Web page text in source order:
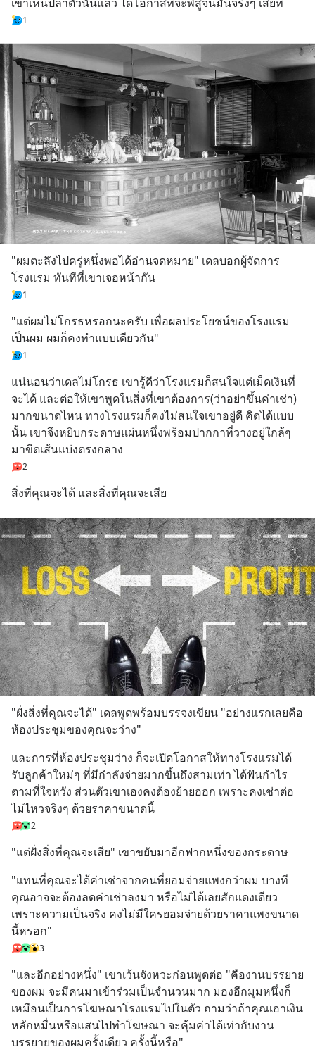
1
"ผมตะลึงไปครู่หนึ่งพอได้อ่านจดหมาย" เดลบอกผู้จัดการ
โรงแรม ทันทีที่เขาเจอหน้ากัน
1
"แต่ผมไม่โกรธหรอกนะครับ เพื่อผลประโยชน์ของโรงแรม
เป็นผม ผมก็คงทำแบบเดียวกัน"
1
แน่นอนว่าเดลไม่โกรธ เขารู้ดีว่าโรงแรมก็สนใจแต่เม็ดเงินที่
จะได้ และต่อให้เขาพูดในสิ่งที่เขาต้องการ(ว่าอย่าขึ้นค่าเช่า)
มากขนาดไหน ทางโรงแรมก็คงไม่สนใจเขาอยู่ดี คิดได้แบบ
นั้น เขาจึงหยิบกระดาษแผ่นหนึ่งพร้อมปากกาที่วางอยู่ใกล้ๆ
มาขีดเส้นแบ่งตรงกลาง
2
สิ่งที่คุณจะได้ และสิ่งที่คุณจะเสีย
"ฝั่งสิ่งที่คุณจะได้" เดลพูดพร้อมบรรจงเขียน "อย่างแรกเลยคือ
ห้องประชุมของคุณจะว่าง"
และการที่ห้องประชุมว่าง ก็จะเปิดโอกาสให้ทางโรงแรมได้
รับลูกค้าใหม่ๆ ที่มีกำลังจ่ายมากขึ้นถึงสามเท่า ได้ฟันกำไร
ตามที่ใจหวัง ส่วนตัวเขาเองคงต้องย้ายออก เพราะคงเช่าต่อ
ไม่ไหวจริงๆ ด้วยราคาขนาดนี้
2
"แต่ฝั่งสิ่งที่คุณจะเสีย" เขาขยับมาอีกฟากหนึ่งของกระดาษ
"แทนที่คุณจะได้ค่าเช่าจากคนที่ยอมจ่ายแพงกว่าผม บางที
คุณอาจจะต้องลดค่าเช่าลงมา หรือไม่ได้เลยสักแดงเดียว
เพราะความเป็นจริง คงไม่มีใครยอมจ่ายด้วยราคาแพงขนาด
นี้หรอก"
3
"และอีกอย่างหนึ่ง" เขาเว้นจังหวะก่อนพูดต่อ "คืองานบรรยาย
ของผม จะมีคนมาเข้าร่วมเป็นจำนวนมาก มองอีกมุมหนึ่งก็
เหมือนเป็นการโฆษณาโรงแรมไปในตัว ถามว่าถ้าคุณเอาเงิน
หลักหมื่นหรือแสนไปทำโฆษณา จะคุ้มค่าได้เท่ากับงาน
บรรยายของผมครั้งเดียว ครั้งนี้หรือ"